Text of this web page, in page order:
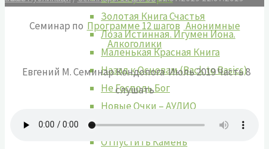
Золотая Книга Счастья
Лоза Истинная. Игумен Иона.
Маленькая Красная Книга
Назад к Основам (Back to Basics)
Не Господь Бог
Новые Очки – АУДИО
Новые Очки фрагментами
Отпустить Камень
Семинар по Программе 12 шагов Анонимные
Алкоголики
Евгений М. Семинар Кондопога Июль 2019 Часть 8
слушать